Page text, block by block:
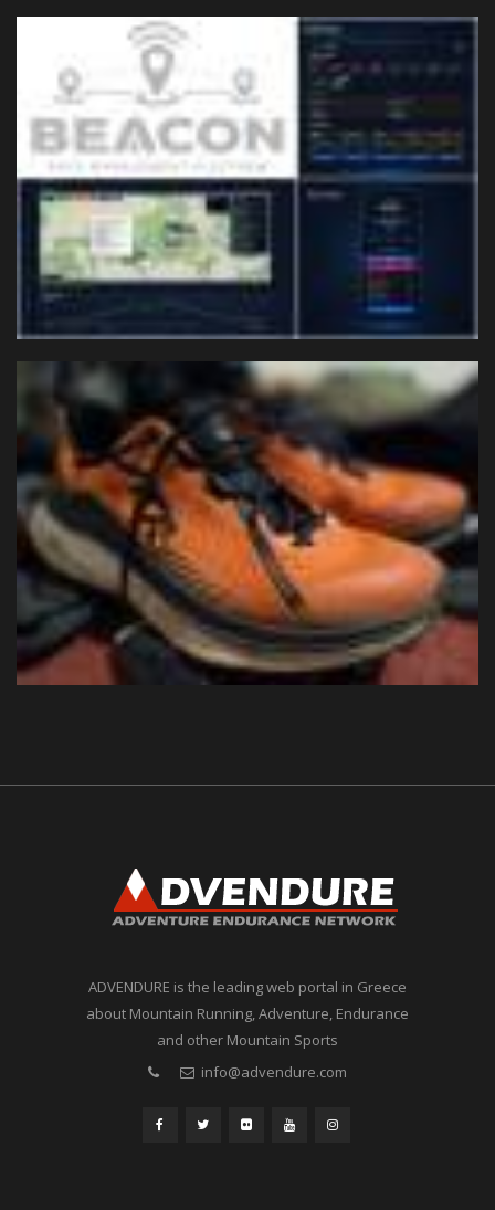
ADVENDURE is the leading web portal in Greece
about Mountain Running, Adventure, Endurance
and other Mountain Sports
info@advendure.com